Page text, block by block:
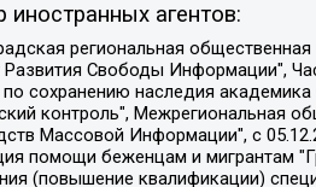
иностранных агентов:
Информации", с 05.12.2023 Фонд "Центр Защиты Прав Средств массовой информации", Региональная общественная благотворительная организация помощи беженцам и мигрантам "Гражданское содействие", Негосударственное образовательное учреждение дополнительного профессионального образования (повышение квалификации) специалистов "АКАДЕМИЯ ПО ПРАВАМ ЧЕЛОВЕКА", Свердловская региональная общественная организация "Сутяжник", Автономная некоммерческая организация "Центр независимых социологических исследований", Союз общественных объединений "Российский исследовательский центр по правам человека", Региональное общественное учреждение научно-информационный центр "МЕМОРИАЛ", Некоммерческая организация "Фонд защиты гласности", Автономная некоммерческая организация "Институт прав человека", Городская общественная организация "Екатеринбургское общество "МЕМОРИАЛ", Городская общественная организация "Рязанское историко-просветительское и правозащитное общество "Мемориал" (Рязанский Мемориал), Челябинский региональный орган общественной самодеятельности – женское общественное объединение "Женщины Евразии", Челябинский региональный орган общественной самодеятельности "Уральская правозащитная группа", Фонд содействия защите здоровья и социальной справедливости имени Андрея Рылькова, Автономная Некоммерческая Организация "Аналитический Центр Юрия Левады", Автономная некоммерческая организация социальной поддержки населения "Проект Апрель", Региональная общественная организация помощи женщинам и детям, находящимся в кризисной ситуации "Информационно-методический центр "Анна", Фонд содействия развитию массовых коммуникаций и правовому просвещению "Так-так-Так", Фонд содействия устойчивому развитию "Серебряная тайга", Свердловский региональный общественный фонд социальных проектов "Новое время", "Idel.Реалии", Кавказ.Реалии, Крым.Реалии, Телеканал Настоящее Время, Татаро-башкирская служба Радио Свобода (Azatliq Radiosi), Радио Свободная Европа/Радио Свобода (PCE/PC), "Сибирь.Реалии", "Фактограф", Благотворительный фонд помощи осужденным и их семьям, Автономная некоммерческая организация "Институт